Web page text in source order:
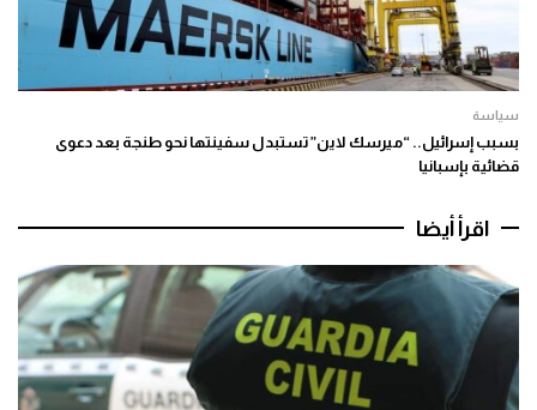
سياسة
بسبب إسرائيل.. “ميرسك لاين” تستبدل سفينتها نحو طنجة بعد دعوى
قضائية بإسبانيا
اقرأ أيضا